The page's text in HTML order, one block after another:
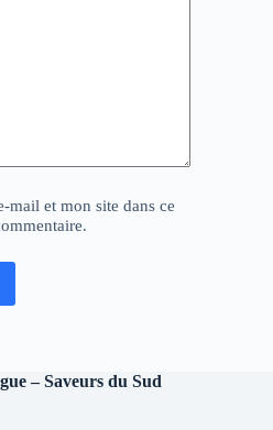
mail et mon site dans ce
– Saveurs du Sud